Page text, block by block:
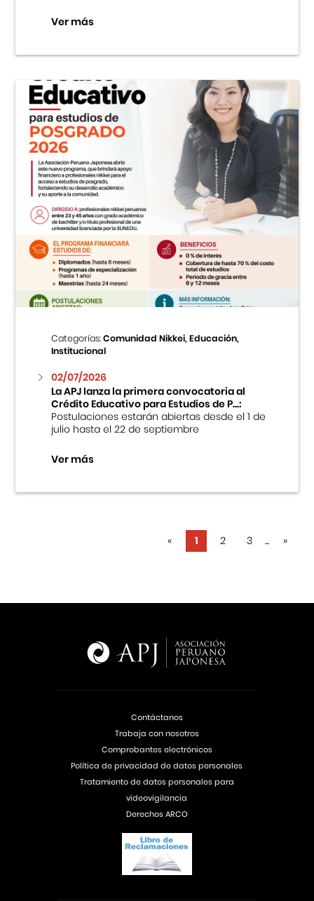
Ver más
Categorías:Comunidad Nikkei, Educación,
Institucional
02/07/2026
La APJ lanza la primera convocatoria al
Crédito Educativo para Estudios de P...:
Postulaciones estarán abiertas desde el 1 de
julio hasta el 22 de septiembre
Ver más
« 1 2 3 ... »
Contáctanos
Trabaja con nosotros
Comprobantes electrónicos
Política de privacidad de datos personales
Tratamiento de datos personales para
videovigilancia
Derechos ARCO